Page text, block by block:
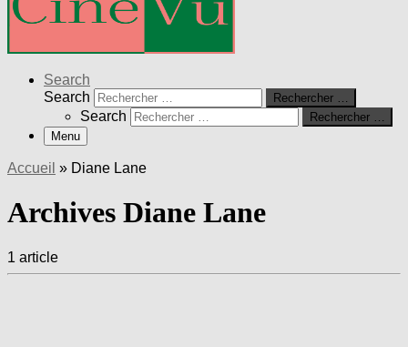
Search
Search
Rechercher …
Search
Rechercher …
Menu
Accueil » Diane Lane
Archives Diane Lane
1 article